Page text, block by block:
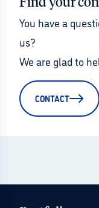
Find your
You have a
us?
We are glad to
CONTACT